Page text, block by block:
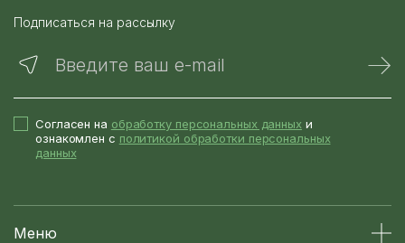
Подписаться на рассылку
Введите ваш e-mail
Согласен на обработку персональных данных и
ознакомлен с политикой обработки персональных
данных
Меню